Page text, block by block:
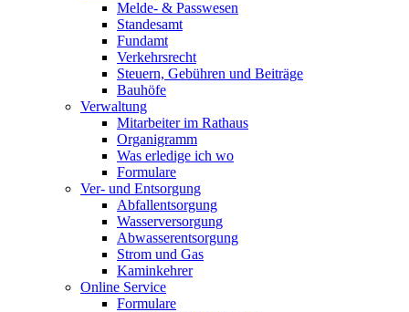
Melde- & Passwesen
Standesamt
Fundamt
Verkehrsrecht
Steuern, Gebühren und Beiträge
Bauhöfe
Verwaltung
Mitarbeiter im Rathaus
Organigramm
Was erledige ich wo
Formulare
Ver- und Entsorgung
Abfallentsorgung
Wasserversorgung
Abwasserentsorgung
Strom und Gas
Kaminkehrer
Online Service
Formulare